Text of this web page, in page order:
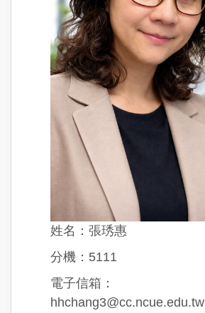
姓名：張琇惠
分機：5111
電子信箱：
hhchang3@cc.ncue.edu.tw